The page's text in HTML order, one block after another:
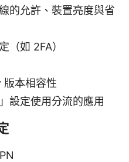
的允許、裝置亮度與省
（如 2FA）
版本相容性
設定使用分流的應用